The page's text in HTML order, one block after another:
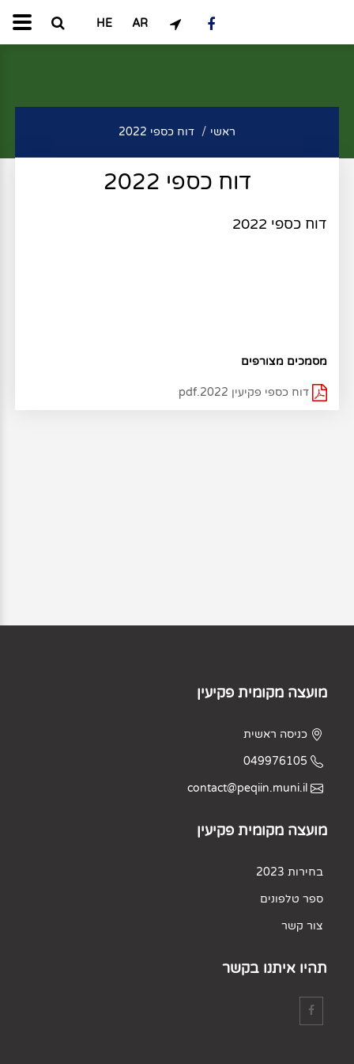
AR
HE
ראשי דוח כספי 2022
דוח כספי 2022
דוח כספי 2022
מסמכים מצורפים
דוח כספי פקיעין 2022.pdf
מועצה מקומית פקיעין
כניסה ראשית
049976105
contact@peqiin.muni.il
מועצה מקומית פקיעין
בחירות 2023
ספר טלפונים
צור קשר
תהיו איתנו בקשר